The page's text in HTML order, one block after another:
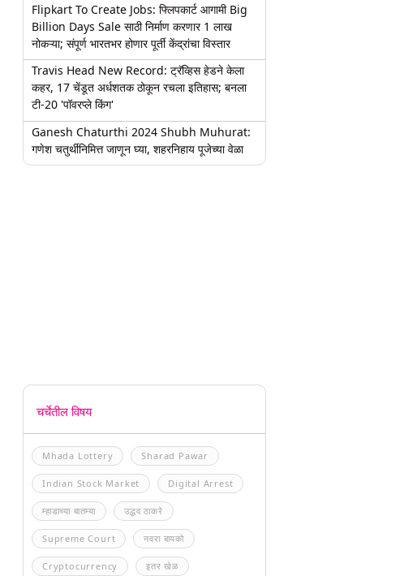
Flipkart To Create Jobs: फ्लिपकार्ट आगामी Big
Billion Days Sale साठी निर्माण करणार 1 लाख
नोकऱ्या; संपूर्ण भारतभर होणार पूर्ती केंद्रांचा विस्तार
Travis Head New Record: ट्रॅव्हिस हेडने केला
कहर, 17 चेंडूत अर्धशतक ठोकून रचला इतिहास; बनला
टी-20 'पॉवरप्ले किंग'
Ganesh Chaturthi 2024 Shubh Muhurat:
गणेश चतुर्थीनिमित्त जाणून घ्या, शहरनिहाय पूजेच्या वेळा
चर्चेतील विषय
Mhada Lottery Sharad Pawar
Indian Stock Market Digital Arrest
म्हाडाच्या बातम्या उद्धव ठाकरे
Supreme Court नवरा बायको
Cryptocurrency इतर खेळ